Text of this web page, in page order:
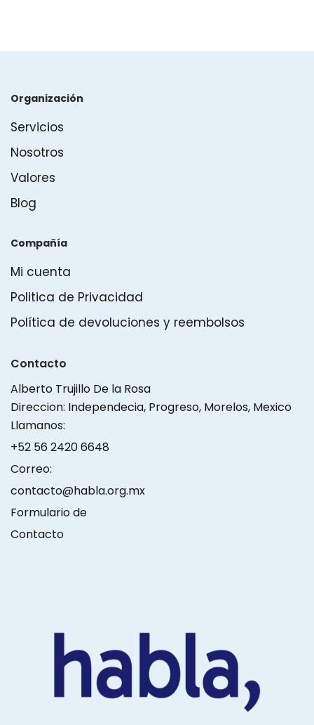
Organización
Servicios
Nosotros
Valores
Blog
Compañía
Mi cuenta
Politica de Privacidad
Política de devoluciones y reembolsos
Contacto
Alberto Trujillo De la Rosa
Direccion: Independecia, Progreso, Morelos, Mexico
Llamanos:
+52 56 2420 6648
Correo:
contacto@habla.org.mx
Formulario de
Contacto